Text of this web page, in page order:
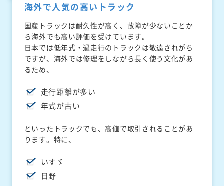
海外で人気の高いトラック
国産トラックは耐久性が高く、故障が少ないことか
ら海外でも高い評価を受けています。
日本では低年式・過走行のトラックは敬遠されがち
ですが、海外では修理をしながら長く使う文化があ
るため、
走行距離が多い
年式が古い
といったトラックでも、高値で取引されることがあ
ります。特に、
いすゞ
日野